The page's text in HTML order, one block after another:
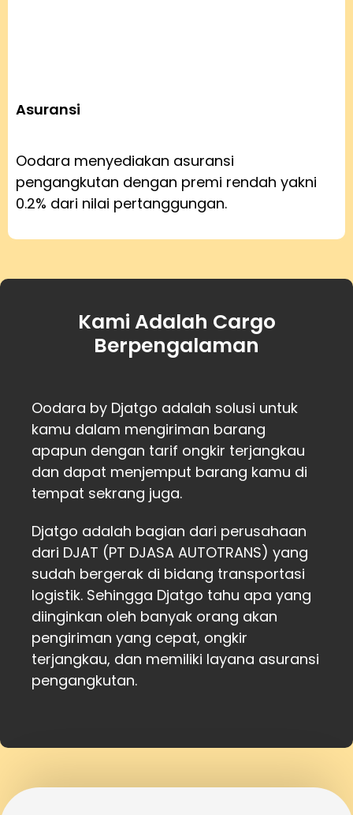
Asuransi
Oodara menyediakan asuransi
pengangkutan dengan premi rendah yakni
0.2% dari nilai pertanggungan.
Kami Adalah Cargo
Berpengalaman
Oodara by Djatgo adalah solusi untuk
kamu dalam mengiriman barang
apapun dengan tarif ongkir terjangkau
dan dapat menjemput barang kamu di
tempat sekrang juga.
Djatgo adalah bagian dari perusahaan
dari DJAT (PT DJASA AUTOTRANS) yang
sudah bergerak di bidang transportasi
logistik. Sehingga Djatgo tahu apa yang
diinginkan oleh banyak orang akan
pengiriman yang cepat, ongkir
terjangkau, dan memiliki layana asuransi
pengangkutan.